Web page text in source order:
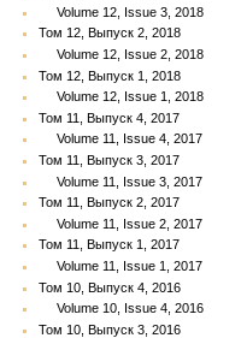
Volume 12, Issue 3, 2018
Том 12, Выпуск 2, 2018
Volume 12, Issue 2, 2018
Том 12, Выпуск 1, 2018
Volume 12, Issue 1, 2018
Том 11, Выпуск 4, 2017
Volume 11, Issue 4, 2017
Том 11, Выпуск 3, 2017
Volume 11, Issue 3, 2017
Том 11, Выпуск 2, 2017
Volume 11, Issue 2, 2017
Том 11, Выпуск 1, 2017
Volume 11, Issue 1, 2017
Том 10, Выпуск 4, 2016
Volume 10, Issue 4, 2016
Том 10, Выпуск 3, 2016